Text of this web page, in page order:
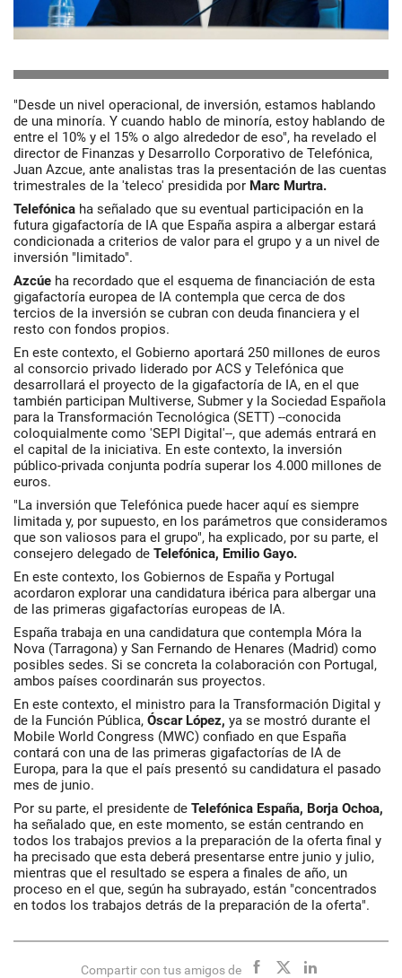
"Desde un nivel operacional, de inversión, estamos hablando
de una minoría. Y cuando hablo de minoría, estoy hablando de
entre el 10% y el 15% o algo alrededor de eso", ha revelado el
director de Finanzas y Desarrollo Corporativo de Telefónica,
Juan Azcue, ante analistas tras la presentación de las cuentas
trimestrales de la 'teleco' presidida por Marc Murtra.
Telefónica ha señalado que su eventual participación en la
futura gigafactoría de IA que España aspira a albergar estará
condicionada a criterios de valor para el grupo y a un nivel de
inversión "limitado".
Azcúe ha recordado que el esquema de financiación de esta
gigafactoría europea de IA contempla que cerca de dos
tercios de la inversión se cubran con deuda financiera y el
resto con fondos propios.
En este contexto, el Gobierno aportará 250 millones de euros
al consorcio privado liderado por ACS y Telefónica que
desarrollará el proyecto de la gigafactoría de IA, en el que
también participan Multiverse, Submer y la Sociedad Española
para la Transformación Tecnológica (SETT) --conocida
coloquialmente como 'SEPI Digital'--, que además entrará en
el capital de la iniciativa. En este contexto, la inversión
público-privada conjunta podría superar los 4.000 millones de
euros.
"La inversión que Telefónica puede hacer aquí es siempre
limitada y, por supuesto, en los parámetros que consideramos
que son valiosos para el grupo", ha explicado, por su parte, el
consejero delegado de Telefónica, Emilio Gayo.
En este contexto, los Gobiernos de España y Portugal
acordaron explorar una candidatura ibérica para albergar una
de las primeras gigafactorías europeas de IA.
España trabaja en una candidatura que contempla Móra la
Nova (Tarragona) y San Fernando de Henares (Madrid) como
posibles sedes. Si se concreta la colaboración con Portugal,
ambos países coordinarán sus proyectos.
En este contexto, el ministro para la Transformación Digital y
de la Función Pública, Óscar López, ya se mostró durante el
Mobile World Congress (MWC) confiado en que España
contará con una de las primeras gigafactorías de IA de
Europa, para la que el país presentó su candidatura el pasado
mes de junio.
Por su parte, el presidente de Telefónica España, Borja Ochoa,
ha señalado que, en este momento, se están centrando en
todos los trabajos previos a la preparación de la oferta final y
ha precisado que esta deberá presentarse entre junio y julio,
mientras que el resultado se espera a finales de año, un
proceso en el que, según ha subrayado, están "concentrados
en todos los trabajos detrás de la preparación de la oferta".
Compartir con tus amigos de